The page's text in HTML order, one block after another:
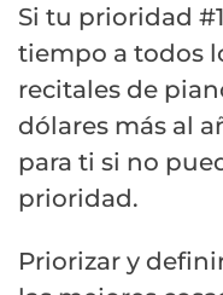
Si tu prioridad
tiempo a todos
recitales de
dólares más al
para ti si no
prioridad.
Priorizar y